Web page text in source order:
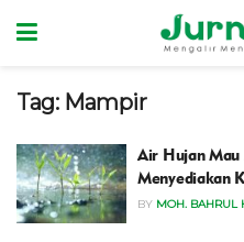
Tag: Mampir
Air Hujan Mau
Menyediakan
BY MOH. BAHRUL